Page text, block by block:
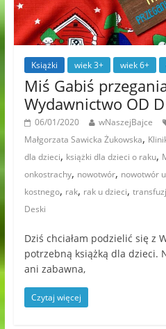
Książki wiek 3+ wiek 6+
Miś Gabiś
Wydawnictwo OD
06/01/2020 wNaszejBajce
Małgorzata Sawicka Żukowska,
dla dzieci, książki dla dzieci o raku,
onkostrachy, nowotwór, nowotwór
kostnego, rak, rak u dzieci,
Deski
Dziś chciałam podzielić się z
potrzebną książką dla dzieci.
ani zabawna,
Czytaj więcej